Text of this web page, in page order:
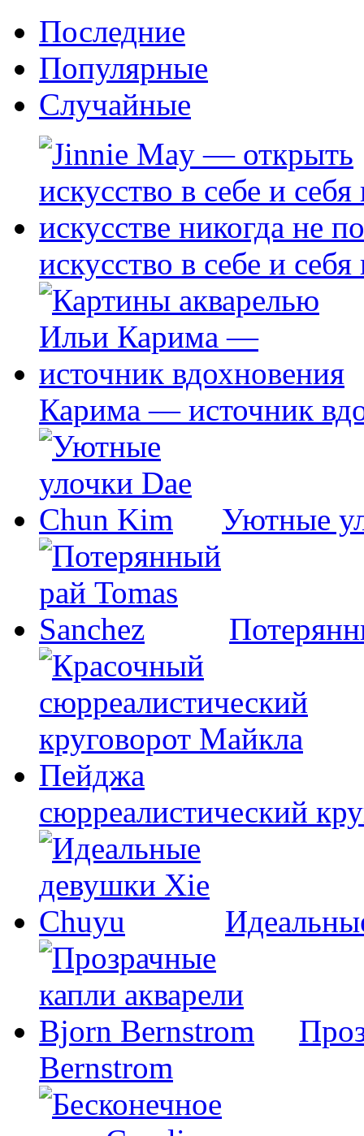
Последние
Популярные
Случайные
искусство в себе и
Карима — источник
Уютные
сюрреалистический
Bernstrom